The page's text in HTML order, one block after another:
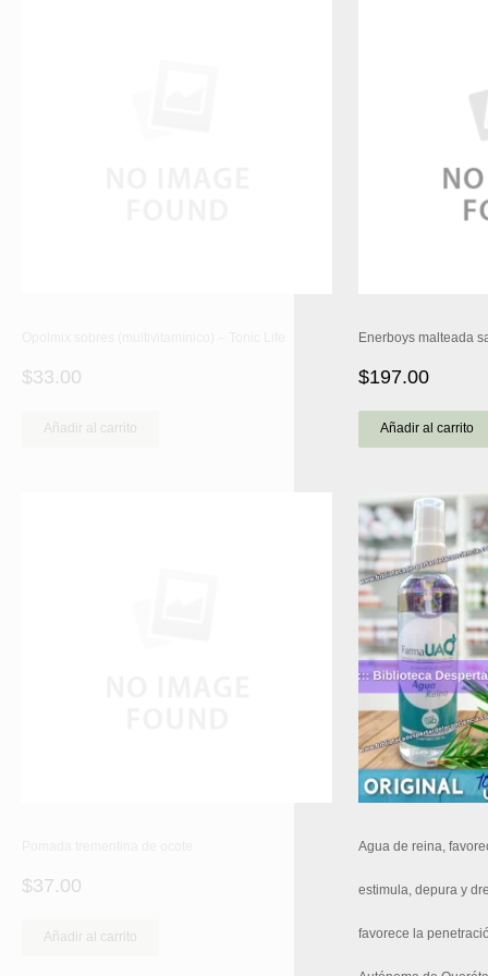
$33.00
Añadir al carrito
Enerboys malteada
$197.00
Añadir al carrito
$37.00
Añadir al carrito
Agua de reina,
estimula, depura y
favorece la